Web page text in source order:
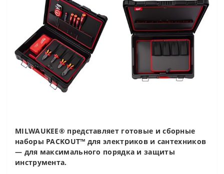
MILWAUKEE® представляет готовые и сборные
наборы PACKOUT™ для электриков и сантехников
— для максимального порядка и защиты
инструмента.